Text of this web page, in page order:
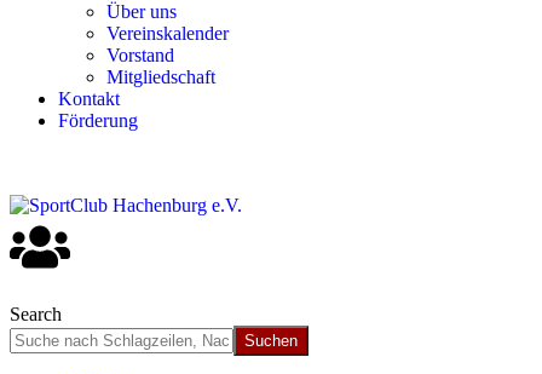
Über uns
Ver­einska­len­der
Vor­stand
Mit­glied­schaft
Kon­takt
För­de­rung
Search